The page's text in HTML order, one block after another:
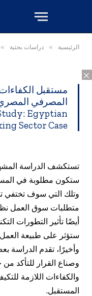
×
الرئيسية » دراسات بحثية »
مستقبل
Egyptian
Sector Case
تستكشف الدراسة
ستكون مطلوبة في
وتلك التي سوف تختفي
متطلبات سوق العمل
أيضًا تأثير التطورات
ستؤثر على طبيعة العمل
وأخيرًا، تقدم الدراسة
وصناع القرار للتأكد
والكفاءات اللازمة
المستقبل.